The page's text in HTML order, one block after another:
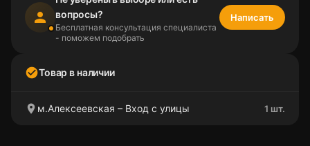
person
вопросы?
Бесплатная консультация специалиста
- поможем подобрать
Написать
check_circleТовар в наличии
location_on м.Алексеевская – Вход с улицы 1 шт.